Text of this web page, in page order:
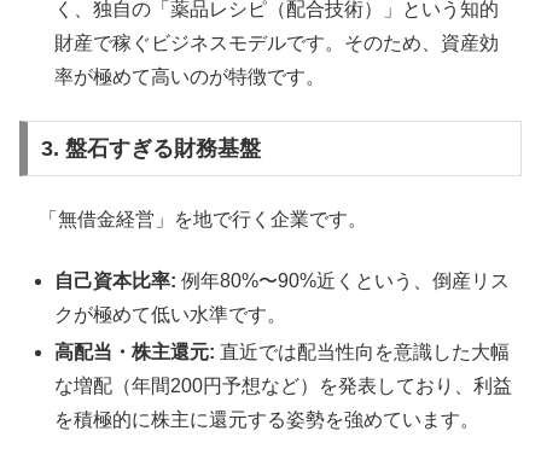
く、独自の「薬品レシピ（配合技術）」という知的
財産で稼ぐビジネスモデルです。そのため、資産効
率が極めて高いのが特徴です。
3. 盤石すぎる財務基盤
「無借金経営」を地で行く企業です。
自己資本比率: 例年80%〜90%近くという、倒産リス
クが極めて低い水準です。
高配当・株主還元: 直近では配当性向を意識した大幅
な増配（年間200円予想など）を発表しており、利益
を積極的に株主に還元する姿勢を強めています。